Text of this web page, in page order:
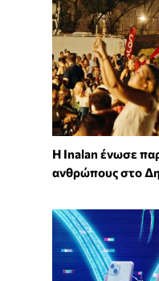
Η Inalan ένωσε
ανθρώπους στο